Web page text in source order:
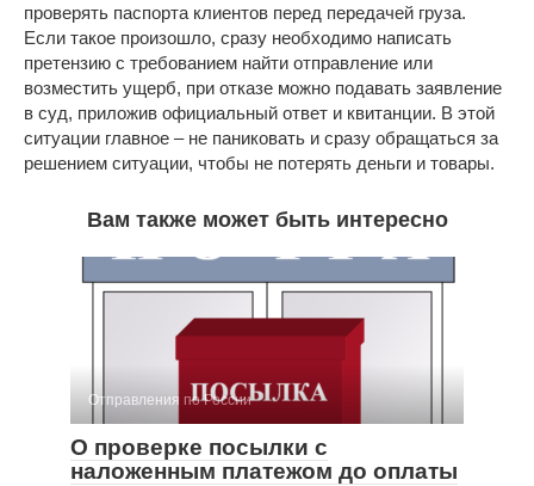
проверять паспорта клиентов перед передачей груза.
Если такое произошло, сразу необходимо написать
претензию с требованием найти отправление или
возместить ущерб, при отказе можно подавать заявление
в суд, приложив официальный ответ и квитанции. В этой
ситуации главное – не паниковать и сразу обращаться за
решением ситуации, чтобы не потерять деньги и товары.
Вам также может быть интересно
Отправления по России
О проверке посылки с
наложенным платежом до оплаты